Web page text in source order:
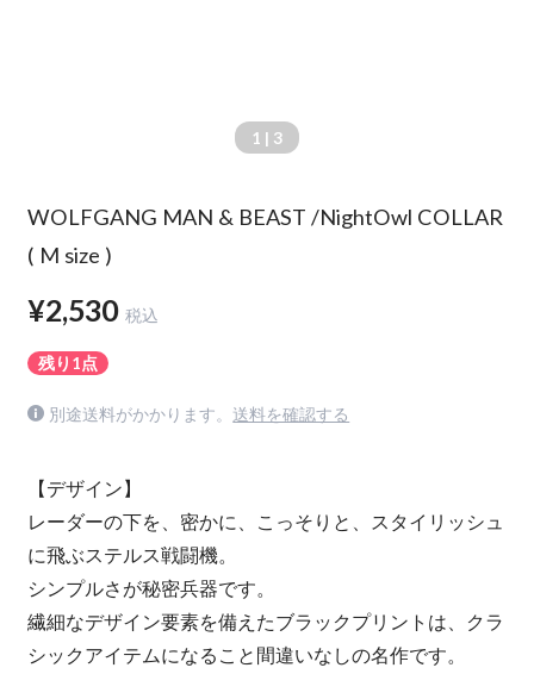
1 | 3
WOLFGANG MAN & BEAST /NightOwl COLLAR
( M size )
¥2,530 税込
残り1点
別途送料がかかります。 送料を確認する
【デザイン】
レーダーの下を、密かに、こっそりと、スタイリッシュ
に飛ぶステルス戦闘機。
シンプルさが秘密兵器です。
繊細なデザイン要素を備えたブラックプリントは、クラ
シックアイテムになること間違いなしの名作です。